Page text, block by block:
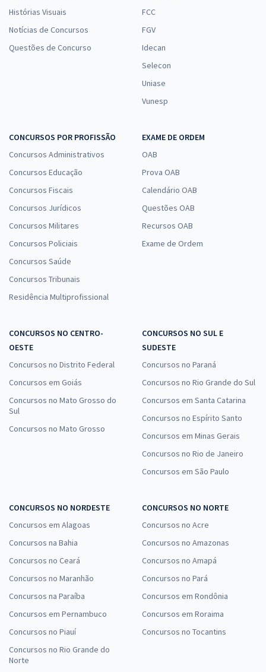
Histórias Visuais
Notícias de Concursos
Questões de Concurso
FCC
FGV
Idecan
Selecon
Uniase
Vunesp
CONCURSOS POR PROFISSÃO
Concursos Administrativos
Concursos Educação
Concursos Fiscais
Concursos Jurídicos
Concursos Militares
Concursos Policiais
Concursos Saúde
Concursos Tribunais
Residência Multiprofissional
EXAME DE ORDEM
OAB
Prova OAB
Calendário OAB
Questões OAB
Recursos OAB
Exame de Ordem
CONCURSOS NO CENTRO-
OESTE
Concursos no Distrito Federal
Concursos em Goiás
Concursos no Mato Grosso do
Sul
Concursos no Mato Grosso
CONCURSOS NO SUL E
SUDESTE
Concursos no Paraná
Concursos no Rio Grande do Sul
Concursos em Santa Catarina
Concursos no Espírito Santo
Concursos em Minas Gerais
Concursos no Rio de Janeiro
Concursos em São Paulo
CONCURSOS NO NORDESTE
Concursos em Alagoas
Concursos na Bahia
Concursos no Ceará
Concursos no Maranhão
Concursos na Paraíba
Concursos em Pernambuco
Concursos no Piauí
Concursos no Rio Grande do
Norte
CONCURSOS NO NORTE
Concursos no Acre
Concursos no Amazonas
Concursos no Amapá
Concursos no Pará
Concursos em Rondônia
Concursos em Roraima
Concursos no Tocantins